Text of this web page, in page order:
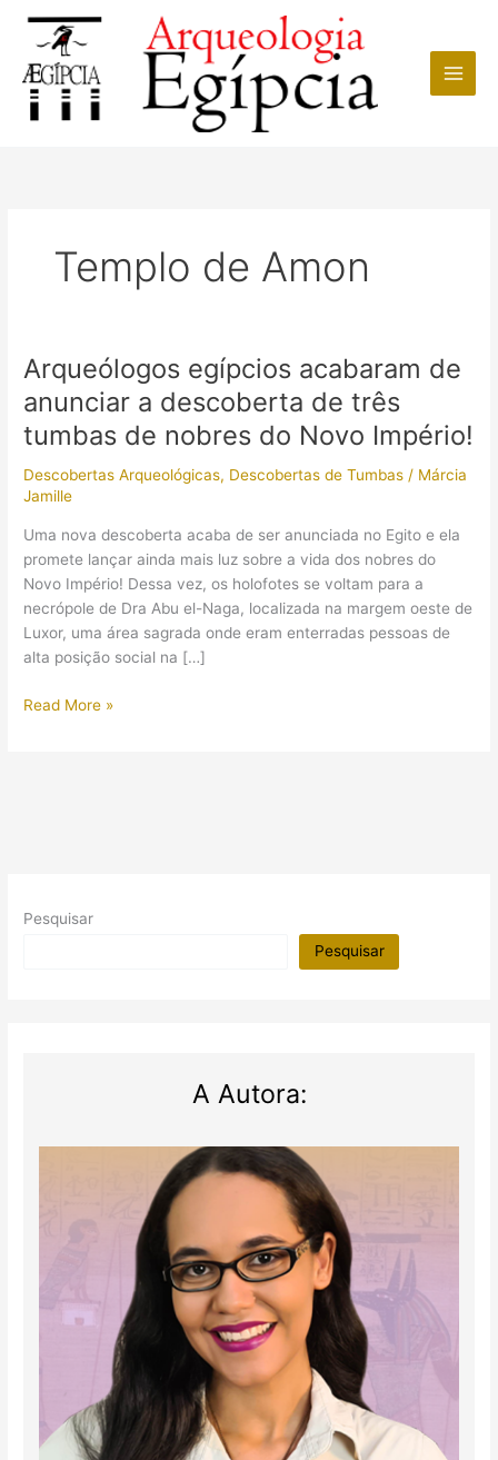
conteúdo
Templo de Amon
Arqueólogos egípcios acabaram de
anunciar a descoberta de três
tumbas de nobres do Novo Império!
Descobertas Arqueológicas, Descobertas de Tumbas / Márcia
Jamille
Uma nova descoberta acaba de ser anunciada no Egito e ela
promete lançar ainda mais luz sobre a vida dos nobres do
Novo Império! Dessa vez, os holofotes se voltam para a
necrópole de Dra Abu el-Naga, localizada na margem oeste de
Luxor, uma área sagrada onde eram enterradas pessoas de
alta posição social na […]
Arqueólogos
tumbas
Read More »
Pesquisar
Pesquisar
A Autora: